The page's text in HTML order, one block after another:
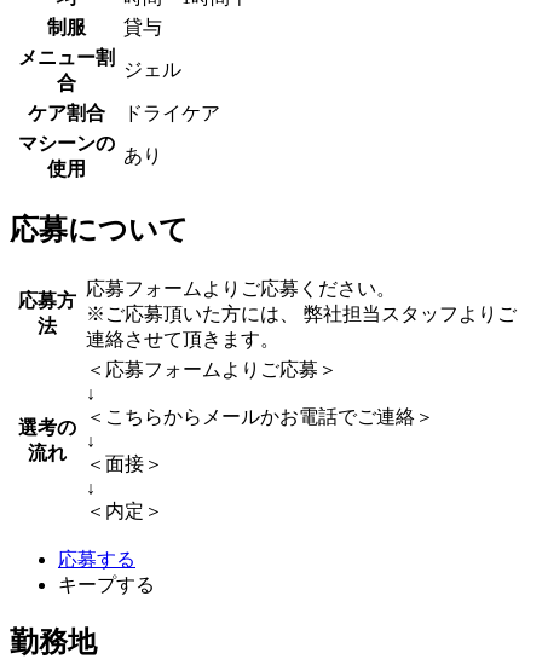
制服
貸与
メニュー割
合
ジェル
ケア割合
ドライケア
マシーンの
使用
あり
応募について
応募方
法
応募フォームよりご応募ください。
※ご応募頂いた方には、 弊社担当スタッフよりご
連絡させて頂きます。
選考の
流れ
＜応募フォームよりご応募＞
↓
＜こちらからメールかお電話でご連絡＞
↓
＜面接＞
↓
＜内定＞
応募する
キープする
勤務地